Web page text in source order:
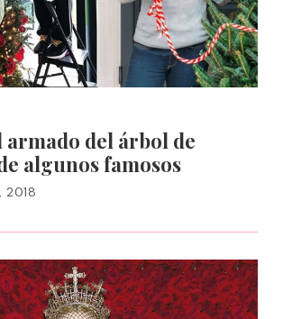
armado del árbol de
algunos famosos
2018